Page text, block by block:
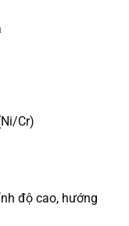
Cr)
độ cao, hướng